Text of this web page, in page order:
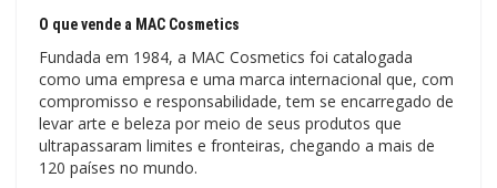
O que vende a MAC Cosmetics
Fundada em 1984, a MAC Cosmetics foi catalogada
como uma empresa e uma marca internacional que, com
compromisso e responsabilidade, tem se encarregado de
levar arte e beleza por meio de seus produtos que
ultrapassaram limites e fronteiras, chegando a mais de
120 países no mundo.